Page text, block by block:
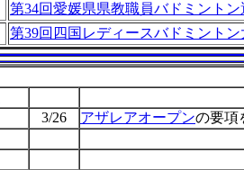
第34回愛媛県県教職員バドミント
第39回四国レディースバドミントン
3/26 アザレアオープンの要項